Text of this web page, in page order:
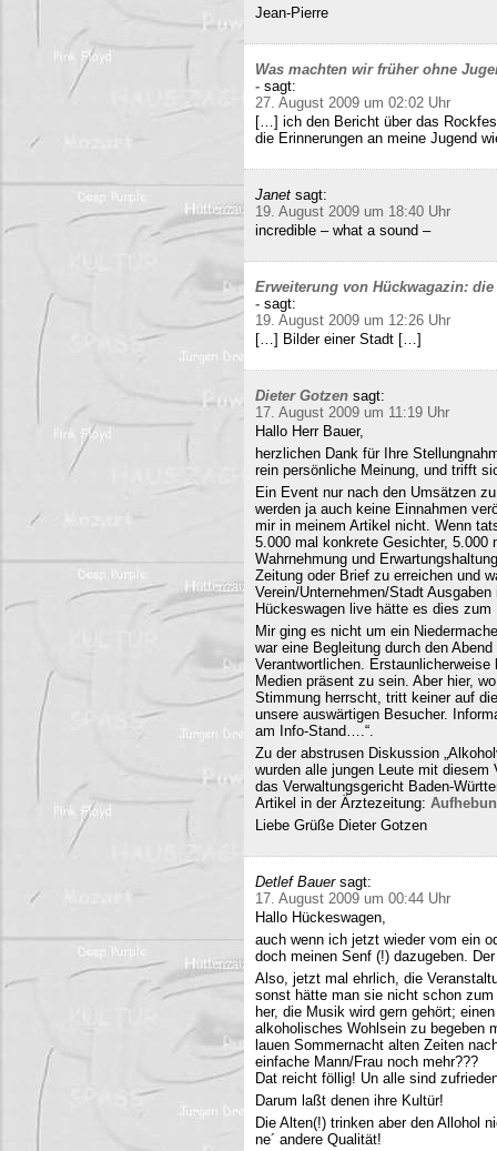
Jean-Pierre
Was machten wir früher ohne
- sagt:
27. August 2009 um 02:02 Uhr
[…] ich den Bericht über das
die Erinnerungen an meine Jugend
Janet sagt:
19. August 2009 um 18:40 Uhr
incredible – what a sound –
Erweiterung von Hückwagazin:
- sagt:
19. August 2009 um 12:26 Uhr
[…] Bilder einer Stadt […]
Dieter Gotzen sagt:
17. August 2009 um 11:19 Uhr
Hallo Herr Bauer,
herzlichen Dank für Ihre
rein persönliche Meinung, und trifft
Ein Event nur nach den Umsätzen
werden ja auch keine Einnahmen
mir in meinem Artikel nicht. Wenn
5.000 mal konkrete Gesichter, 5.000
Wahrnehmung und
Zeitung oder Brief zu erreichen und
Verein/Unternehmen/Stadt
Hückeswagen live hätte es dies zum
Mir ging es nicht um ein
war eine Begleitung durch den
Verantwortlichen.
Medien präsent zu sein. Aber hier,
Stimmung herrscht, tritt keiner auf
unsere auswärtigen Besucher.
am Info-Stand….“.
Zu der abstrusen Diskussion
wurden alle jungen Leute mit
das Verwaltungsgericht Baden-
Artikel in der Ärztezeitung:
Liebe Grüße Dieter Gotzen
Detlef Bauer sagt:
17. August 2009 um 00:44 Uhr
Hallo Hückeswagen,
auch wenn ich jetzt wieder vom ein
doch meinen Senf (!) dazugeben.
Also, jetzt mal ehrlich, die
sonst hätte man sie nicht schon
her, die Musik wird gern gehört;
alkoholisches Wohlsein zu begeben
lauen Sommernacht alten Zeiten
einfache Mann/Frau noch mehr???
Dat reicht föllig! Un alle sind
Darum laßt denen ihre Kultür!
Die Alten(!) trinken aber den Allohol
ne´ andere Qualität!